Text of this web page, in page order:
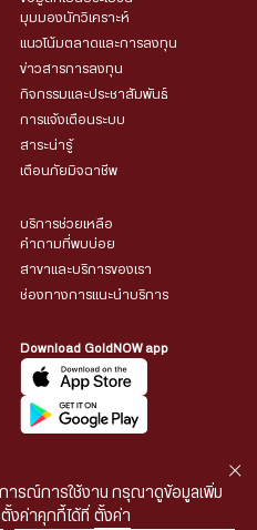
มุมมองนักวิเคราะห์
แนวโน้มตลาดและการลงทุน
ข่าวสารการลงทุน
กิจกรรมและประชาสัมพันธ์
การแจ้งเตือนระบบ
สาระน่ารู้
เตือนภัยมิจฉาชีพ
บริการช่วยเหลือ
คำถามที่พบบ่อย
สาขาและบริการของเรา
ช่องทางการแนะนำบริการ
Download GoldNOW app
การณ์การใช้งาน กรุณาดูข้อมูลเพิ่ม
งค่าคุกกี้ได้ที่ ตั้งค่า